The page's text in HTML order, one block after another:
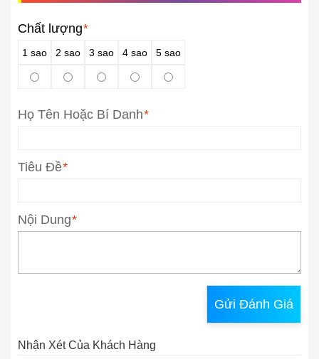
Chất lượng*
1 sao 2 sao 3 sao 4 sao 5 sao
*
Họ Tên Hoặc Bí Danh
*
Tiêu Đề
*
Nội Dung
Gửi Đánh Giá
Nhận Xét Của Khách Hàng